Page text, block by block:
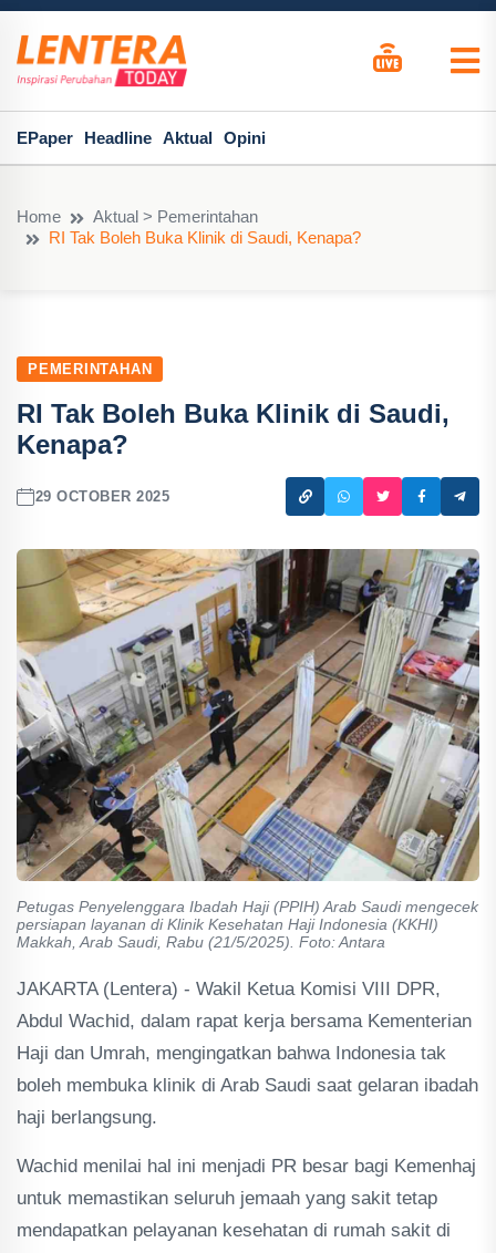
EPaper Headline Aktual Opini
Home
Aktual > Pemerintahan
RI Tak Boleh Buka Klinik di Saudi, Kenapa?
PEMERINTAHAN
RI Tak Boleh Buka Klinik di Saudi,
Kenapa?
29 OCTOBER 2025
Petugas Penyelenggara Ibadah Haji (PPIH) Arab Saudi mengecek
persiapan layanan di Klinik Kesehatan Haji Indonesia (KKHI)
Makkah, Arab Saudi, Rabu (21/5/2025). Foto: Antara
JAKARTA (Lentera) - Wakil Ketua Komisi VIII DPR,
Abdul Wachid, dalam rapat kerja bersama Kementerian
Haji dan Umrah, mengingatkan bahwa Indonesia tak
boleh membuka klinik di Arab Saudi saat gelaran ibadah
haji berlangsung.
Wachid menilai hal ini menjadi PR besar bagi Kemenhaj
untuk memastikan seluruh jemaah yang sakit tetap
mendapatkan pelayanan kesehatan di rumah sakit di